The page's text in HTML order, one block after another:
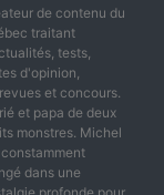
de contenu du
traitant
tests,
d'opinion,
et concours.
et papa de deux
monstres. Michel
dans une